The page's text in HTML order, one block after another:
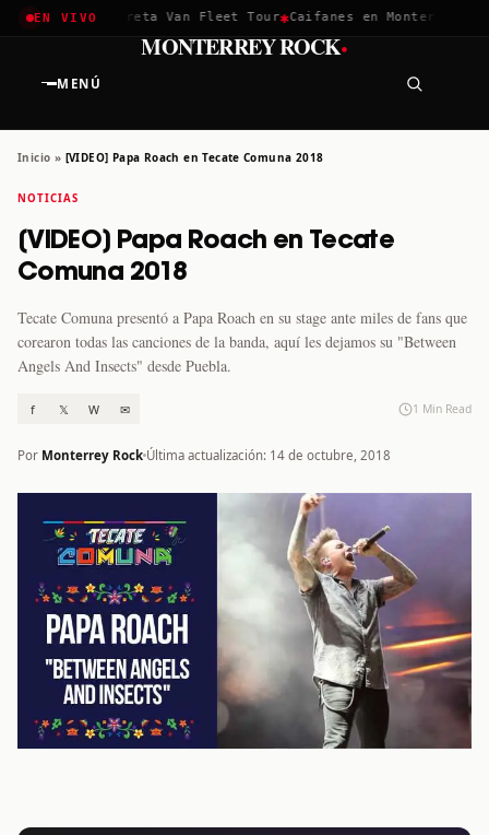
EN VIVO
2026✱ Greta Van Fleet Tour✱Caifanes en Monterrey · 12
MENÚ
MONTERREY ROCK·
Inicio » [VIDEO] Papa Roach en Tecate Comuna 2018
NOTICIAS
[VIDEO] Papa Roach en Tecate
Comuna 2018
Tecate Comuna presentó a Papa Roach en su stage ante miles de fans que
corearon todas las canciones de la banda, aquí les dejamos su "Between
Angels And Insects" desde Puebla.
f 𝕏 W ✉ 1 Min Read
Por Monterrey Rock Última actualización: 14 de octubre, 2018